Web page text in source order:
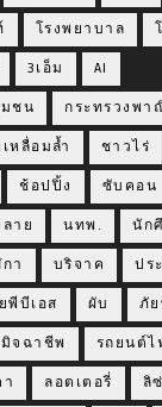
โรงพยาบาล
3เอ็ม AI
ชน กระทรวงพา
หลื่อมล้ำ ชาวไร่
ช้อปปิ้ง ซับคอน
าย นทพ. นัก
า บริจาค ปร
พีบีเอส ผับ ภั
มิจฉาชีพ รถยนต์ไ
ลอตเตอรี่ ลิ